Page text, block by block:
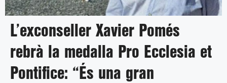
L’exconseller Xavier Pomés
rebrà la medalla Pro Ecclesia et
Pontifice: “És una gran